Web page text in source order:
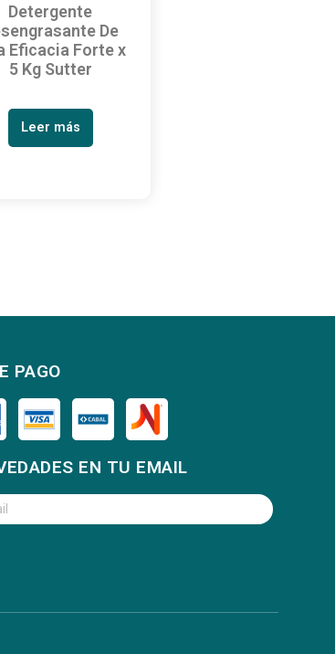
Detergente
De
Eficacia Forte x
5 Kg Sutter
Leer más
PAGO
EN TU EMAIL